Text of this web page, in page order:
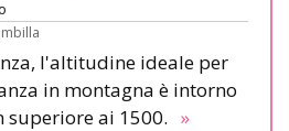
l'altitudine ideale per
in montagna è intorno
superiore ai 1500. »